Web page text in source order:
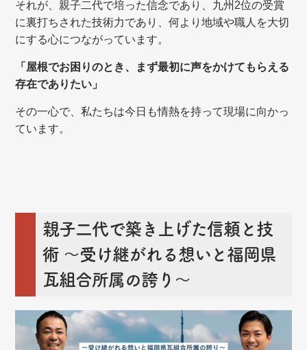
それが、親子二代で培った信念であり、九州2位の受賞
に裏打ちされた技術力であり、何より地域や職人を大切
にする心につながっています。
「屋根でお困りのとき、まず最初に声をかけてもらえる
存在でありたい」
その一心で、私たちは今日も情熱を持って現場に向かっ
ています。
親子二代で築き上げた信頼と技
術 ～受け継がれる想いと福岡県
瓦組合所属の誇り～